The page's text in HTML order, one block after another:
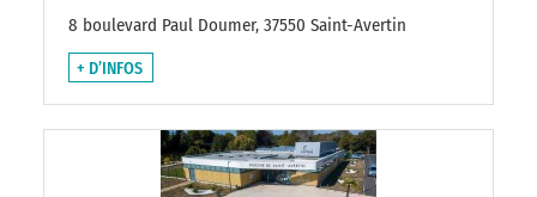
8 boulevard Paul Doumer, 37550 Saint-Avertin
+ D’INFOS